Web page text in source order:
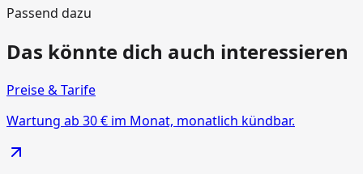
Passend dazu
Das könnte dich auch interessieren
Preise & Tarife
Wartung ab 30 € im Monat, monatlich kündbar.